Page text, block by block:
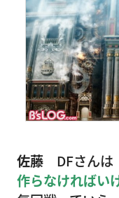
佐藤 DFさんは
作らなければい